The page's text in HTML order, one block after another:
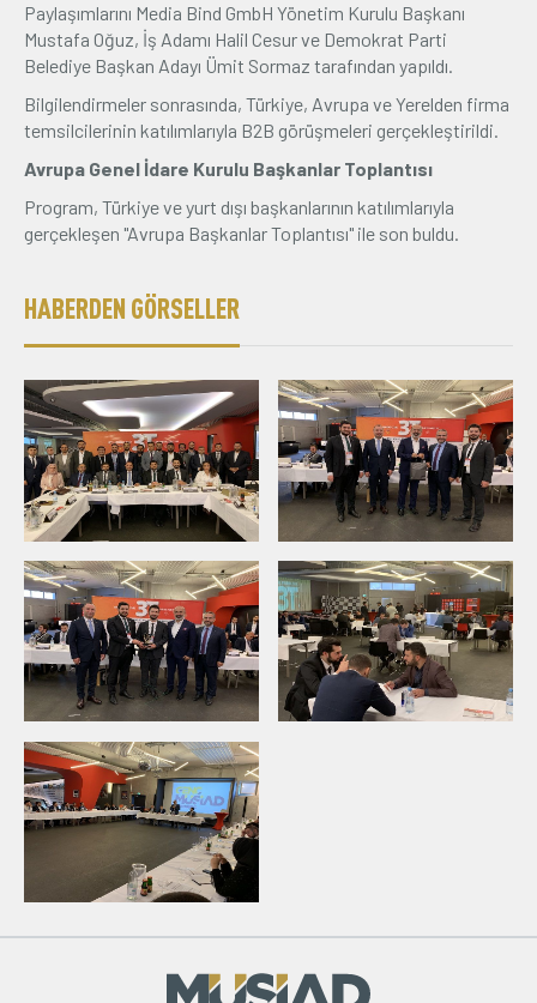
Paylaşımlarını Media Bind GmbH Yönetim Kurulu Başkanı
Mustafa Oğuz, İş Adamı Halil Cesur ve Demokrat Parti
Belediye Başkan Adayı Ümit Sormaz tarafından yapıldı.
Bilgilendirmeler sonrasında, Türkiye, Avrupa ve Yerelden firma
temsilcilerinin katılımlarıyla B2B görüşmeleri gerçekleştirildi.
Avrupa Genel İdare Kurulu Başkanlar Toplantısı
Program, Türkiye ve yurt dışı başkanlarının katılımlarıyla
gerçekleşen "Avrupa Başkanlar Toplantısı" ile son buldu.
HABERDEN GÖRSELLER